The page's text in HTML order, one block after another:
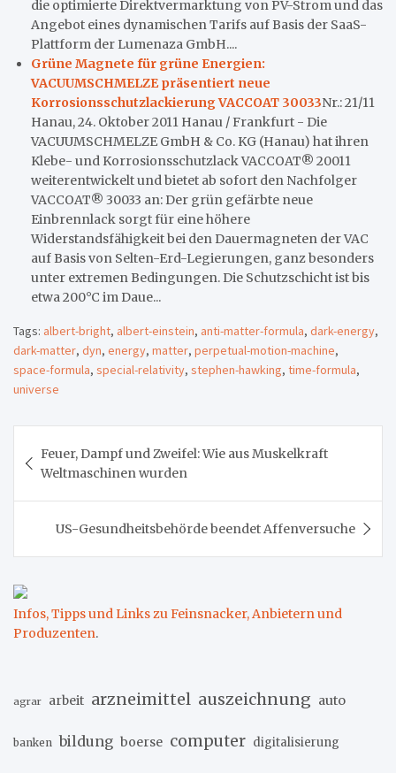
die optimierte Direktvermarktung von PV-Strom und das
Angebot eines dynamischen Tarifs auf Basis der SaaS-
Plattform der Lumenaza GmbH....
Grüne Magnete für grüne Energien:
VACUUMSCHMELZE präsentiert neue
Korrosionsschutzlackierung VACCOAT 30033Nr.: 21/11
Hanau, 24. Oktober 2011 Hanau / Frankfurt - Die
VACUUMSCHMELZE GmbH & Co. KG (Hanau) hat ihren
Klebe- und Korrosionsschutzlack VACCOAT® 20011
weiterentwickelt und bietet ab sofort den Nachfolger
VACCOAT® 30033 an: Der grün gefärbte neue
Einbrennlack sorgt für eine höhere
Widerstandsfähigkeit bei den Dauermagneten der VAC
auf Basis von Selten-Erd-Legierungen, ganz besonders
unter extremen Bedingungen. Die Schutzschicht ist bis
etwa 200°C im Daue...
Tags: albert-bright, albert-einstein, anti-matter-formula, dark-energy,
dark-matter, dyn, energy, matter, perpetual-motion-machine,
space-formula, special-relativity, stephen-hawking, time-formula,
universe
Feuer, Dampf und Zweifel: Wie aus Muskelkraft
Weltmaschinen wurden
US-Gesundheitsbehörde beendet Affenversuche
Infos, Tipps und Links zu Feinsnacker, Anbietern und
Produzenten.
agrar arbeit arzneimittel auszeichnung auto
banken bildung boerse computer digitalisierung